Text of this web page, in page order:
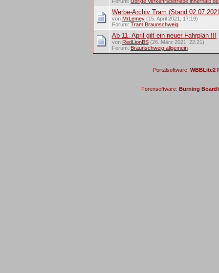
Werbe-Archiv Tram (Stand
von MrLemey(15. April 2021, 17:19)
Forum: Tram Braunschweig
Ab 11. April gilt ein neuer Fahrplan !!!
von RedLionBS(26. März 2021, 22:21)
Forum: Braunschweig allgemein
Portalsoftware: WBBLite2
Forensoftware: Burning